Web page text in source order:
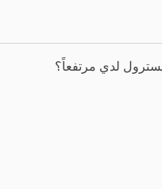
لدي مرتفعاً؟